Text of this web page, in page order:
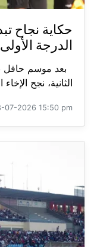
حكاية نجاح
الدرجة الأولى
بعد موسم حافل
الثانية، نجح
07-2026 15:50 pm